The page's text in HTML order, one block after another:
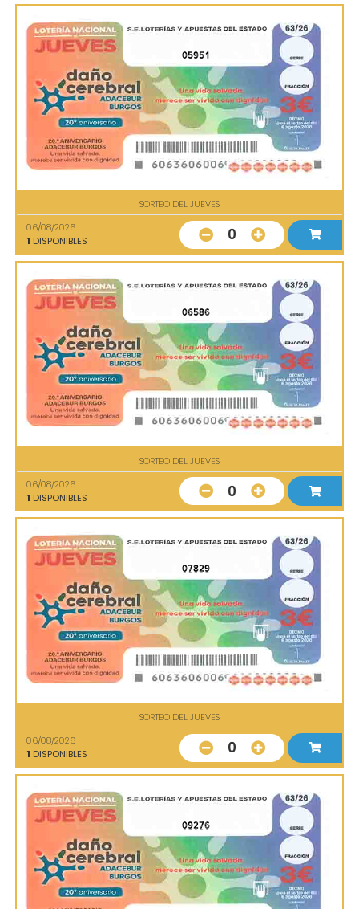
05951
SORTEO DEL JUEVES
06/08/2026
1 DISPONIBLES 0
06586
SORTEO DEL JUEVES
06/08/2026
1 DISPONIBLES 0
07829
SORTEO DEL JUEVES
06/08/2026
1 DISPONIBLES 0
09276